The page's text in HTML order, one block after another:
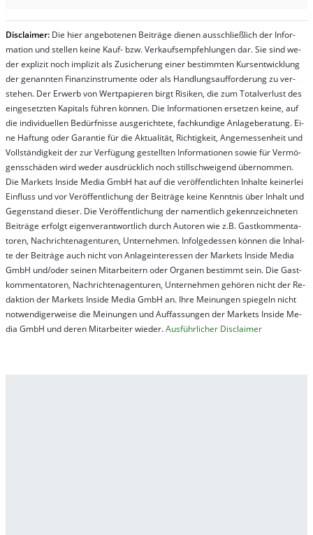
Dis­clai­mer: Die hier an­ge­bo­te­nen Bei­trä­ge die­nen aus­schließ­lich der In­for­
ma­t­ion und stel­len kei­ne Kauf- bzw. Ver­kaufs­em­pfeh­lung­en dar. Sie sind we­
der ex­pli­zit noch im­pli­zit als Zu­sich­er­ung ei­ner be­stim­mt­en Kurs­ent­wick­lung
der ge­nan­nt­en Fi­nanz­in­stru­men­te oder als Handl­ungs­auf­for­der­ung zu ver­
steh­en. Der Er­werb von Wert­pa­pier­en birgt Ri­si­ken, die zum To­tal­ver­lust des
ein­ge­setz­ten Ka­pi­tals füh­ren kön­nen. Die In­for­ma­tion­en er­setz­en kei­ne, auf
die in­di­vi­du­el­len Be­dür­fnis­se aus­ge­rich­te­te, fach­kun­di­ge An­la­ge­be­ra­tung. Ei­
ne Haf­tung oder Ga­ran­tie für die Ak­tu­ali­tät, Rich­tig­keit, An­ge­mes­sen­heit und
Vol­lständ­ig­keit der zur Ver­fü­gung ge­stel­lt­en In­for­ma­tion­en so­wie für Ver­mö­
gens­schä­den wird we­der aus­drück­lich noch stil­lschwei­gend über­nom­men.
Die Mar­kets In­side Me­dia GmbH hat auf die ver­öf­fent­lich­ten In­hal­te kei­ner­lei
Ein­fluss und vor Ver­öf­fent­lich­ung der Bei­trä­ge kei­ne Ken­nt­nis über In­halt und
Ge­gen­stand die­ser. Die Ver­öf­fent­lich­ung der na­ment­lich ge­kenn­zeich­net­en
Bei­trä­ge er­folgt ei­gen­ver­ant­wort­lich durch Au­tor­en wie z.B. Gast­kom­men­ta­
tor­en, Nach­richt­en­ag­en­tur­en, Un­ter­neh­men. In­fol­ge­des­sen kön­nen die In­hal­
te der Bei­trä­ge auch nicht von An­la­ge­in­te­res­sen der Mar­kets In­side Me­dia
GmbH und/oder sei­nen Mit­ar­bei­tern oder Or­ga­nen be­stim­mt sein. Die Gast­
kom­men­ta­tor­en, Nach­rich­ten­ag­en­tur­en, Un­ter­neh­men ge­hör­en nicht der Re­
dak­tion der Mar­kets In­side Me­dia GmbH an. Ihre Mei­nung­en spie­geln nicht
not­wen­di­ger­wei­se die Mei­nung­en und Auf­fas­sung­en der Mar­kets In­side Me­
dia GmbH und de­ren Mit­ar­bei­ter wie­der.Aus­führ­lich­er Dis­clai­mer